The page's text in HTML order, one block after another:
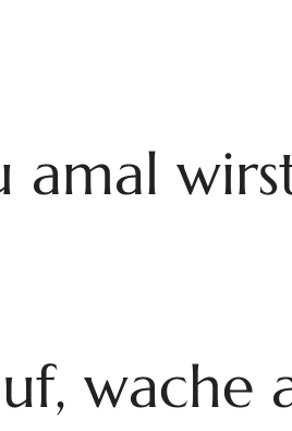
amal
wache